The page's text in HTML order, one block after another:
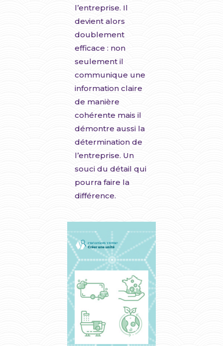
l’entreprise. Il
devient alors
doublement
efficace : non
seulement il
communique une
information claire
de manière
cohérente mais il
démontre aussi la
détermination de
l’entreprise. Un
souci du détail qui
pourra faire la
différence.